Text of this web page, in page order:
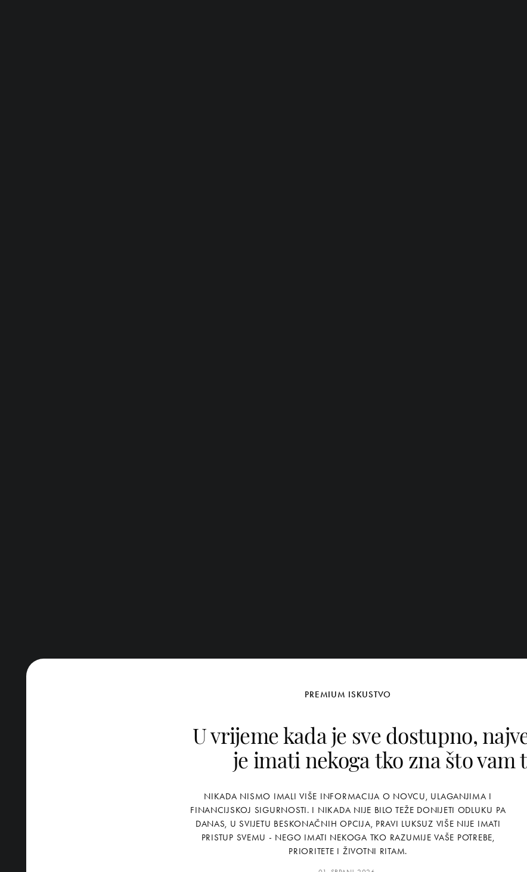
PREMIUM ISKUSTVO
U vrijeme kada je sve dostupno,
je imati nekoga tko zna što vam
NIKADA NISMO IMALI VIŠE INFORMACIJA O NOVCU, ULAGANJIMA I
FINANCIJSKOJ SIGURNOSTI. I NIKADA NIJE BILO TEŽE DONIJETI ODLUKU PA
DANAS, U SVIJETU BESKONAČNIH OPCIJA, PRAVI LUKSUZ VIŠE NIJE IMATI
PRISTUP SVEMU - NEGO IMATI NEKOGA TKO RAZUMIJE VAŠE POTREBE,
PRIORITETE I ŽIVOTNI RITAM.